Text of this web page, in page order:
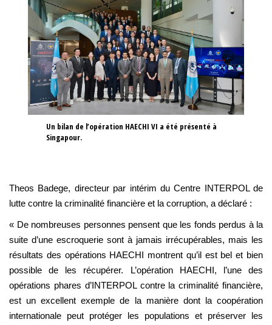
Un bilan de l’opération HAECHI VI a été présenté à
Singapour.
Theos Badege, directeur par intérim du Centre INTERPOL de
lutte contre la criminalité financière et la corruption, a déclaré :
« De nombreuses personnes pensent que les fonds perdus à la
suite d’une escroquerie sont à jamais irrécupérables, mais les
résultats des opérations HAECHI montrent qu’il est bel et bien
possible de les récupérer. L’opération HAECHI, l’une des
opérations phares d’INTERPOL contre la criminalité financière,
est un excellent exemple de la manière dont la coopération
internationale peut protéger les populations et préserver les